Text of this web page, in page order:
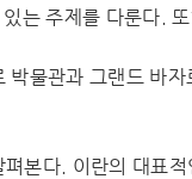
는 주제를 다룬다.
물관과 그랜드 바
본다. 이란의 대표